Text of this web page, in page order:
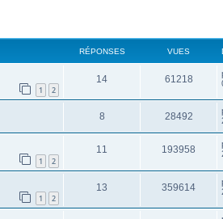
RÉPONSES VUES
1 2
14 61218
8 28492
1 2
11 193958
1 2
13 359614